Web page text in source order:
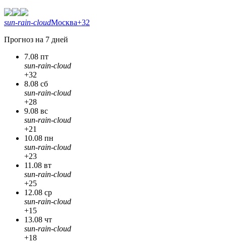
sun-rain-cloudМосква+32
Прогноз на 7 дней
7.08 пт
sun-rain-cloud
+32
8.08 сб
sun-rain-cloud
+28
9.08 вс
sun-rain-cloud
+21
10.08 пн
sun-rain-cloud
+23
11.08 вт
sun-rain-cloud
+25
12.08 ср
sun-rain-cloud
+15
13.08 чт
sun-rain-cloud
+18